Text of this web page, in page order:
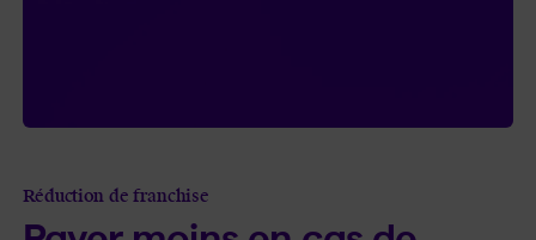
Réduction de franchise